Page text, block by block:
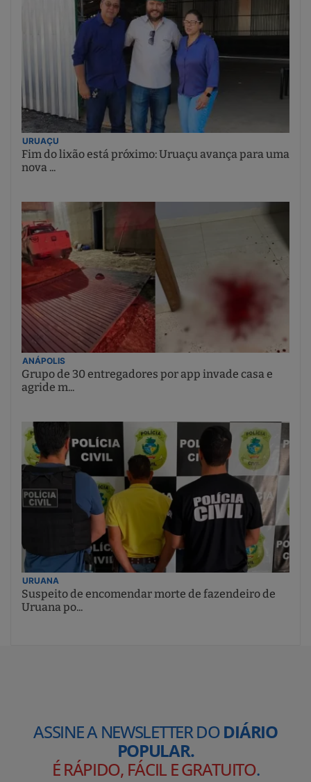
URUAÇU
Fim do lixão está próximo: Uruaçu avança para uma
nova ...
ANÁPOLIS
Grupo de 30 entregadores por app invade casa e
agride m...
URUANA
Suspeito de encomendar morte de fazendeiro de
Uruana po...
ASSINE A NEWSLETTER DODIÁRIO
POPULAR.
É RÁPIDO, FÁCIL E GRATUITO.